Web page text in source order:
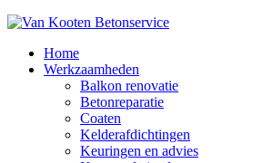
Home
Werkzaamheden
Balkon renovatie
Betonreparatie
Coaten
Kelderafdichtingen
Keuringen en advies